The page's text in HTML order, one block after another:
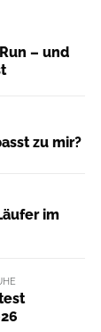
– und
zu mir?
im